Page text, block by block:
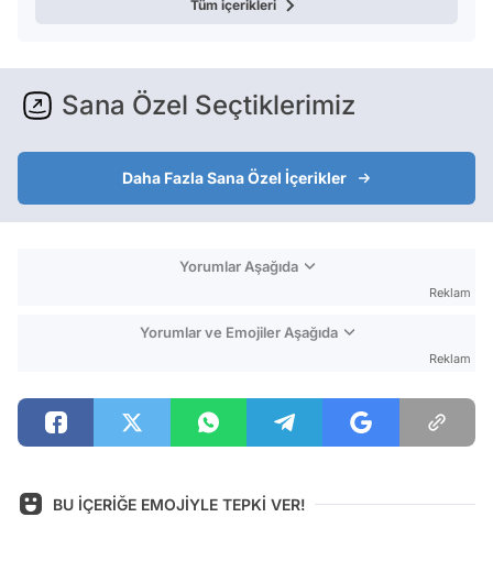
Tüm içerikleri
Sana Özel Seçtiklerimiz
Daha Fazla Sana Özel İçerikler
Yorumlar Aşağıda
Reklam
Yorumlar ve Emojiler Aşağıda
Reklam
BU İÇERİĞE EMOJİYLE TEPKİ VER!